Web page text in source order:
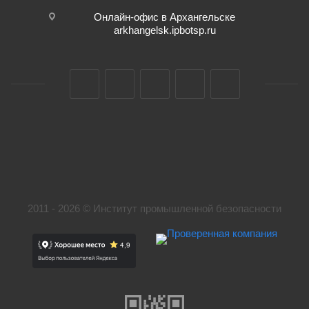
Онлайн-офис в Архангельске
arkhangelsk.ipbotsp.ru
2011 - 2026 © Институт промышленной безопасности